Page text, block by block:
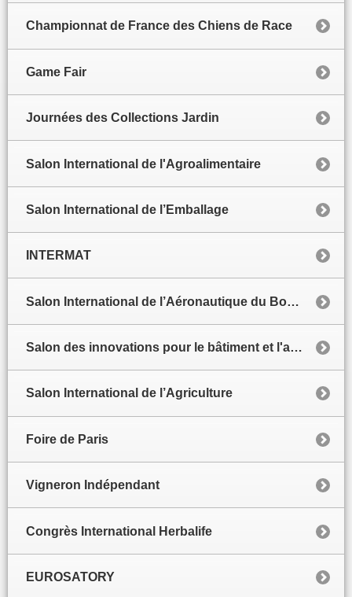
Championnat de France des Chiens de Race
Game Fair
Journées des Collections Jardin
Salon International de l'Agroalimentaire
Salon International de l’Emballage
INTERMAT
Salon International de l’Aéronautique du Bourget
Salon des innovations pour le bâtiment et l'architecture
Salon International de l’Agriculture
Foire de Paris
Vigneron Indépendant
Congrès International Herbalife
EUROSATORY